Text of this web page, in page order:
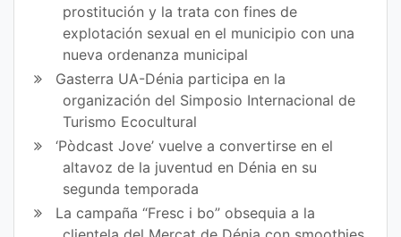
prostitución y la trata con fines de
explotación sexual en el municipio con una
nueva ordenanza municipal
Gasterra UA-Dénia participa en la
organización del Simposio Internacional de
Turismo Ecocultural
‘Pòdcast Jove’ vuelve a convertirse en el
altavoz de la juventud en Dénia en su
segunda temporada
La campaña “Fresc i bo” obsequia a la